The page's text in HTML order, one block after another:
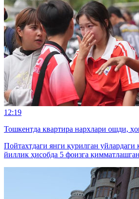
12:19
Тошкентда квартира нархлари ошди,
Пойтахтдаги янги қурилган уйлардаги
йиллик ҳисобда 5 фоизга